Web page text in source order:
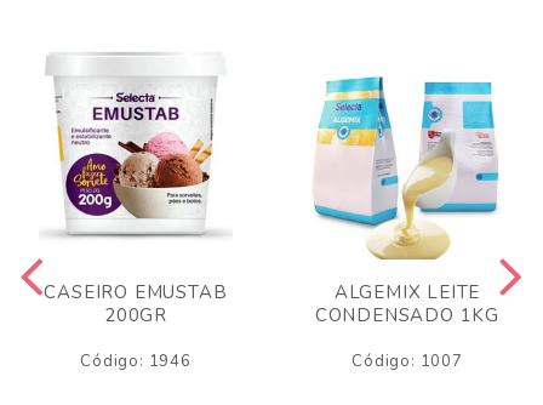
CASEIRO EMUSTAB
200GR
Código: 1946
ALGEMIX LEITE
CONDENSADO 1KG
Código: 1007